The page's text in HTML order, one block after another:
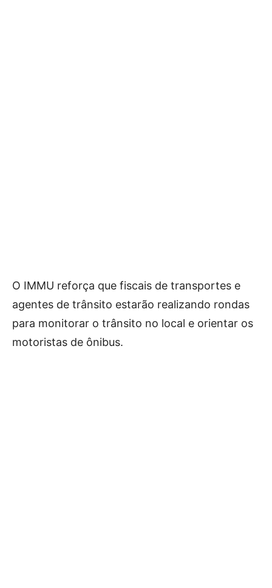
O IMMU reforça que fiscais de transportes e
agentes de trânsito estarão realizando rondas
para monitorar o trânsito no local e orientar os
motoristas de ônibus.